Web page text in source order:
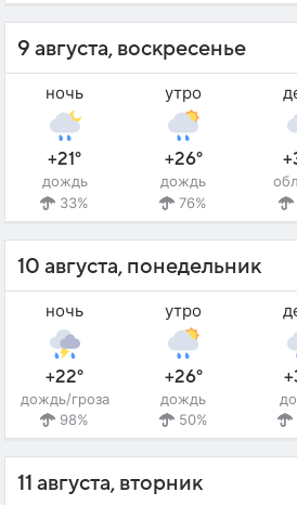
9 августа, воскресенье
ночь
+21°
дождь
33%
утро
+26°
дождь
76%
10 августа, понедельник
ночь
+22°
дождь/гроза
98%
утро
+26°
дождь
50%
11 августа, вторник